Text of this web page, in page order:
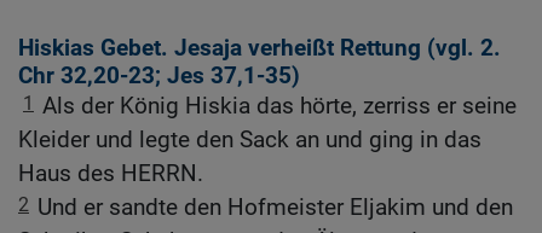
Hiskias Gebet. Jesaja verheißt Rettung (vgl. 2.
Chr 32,20-23; Jes 37,1-35)
1 Als der König Hiskia das hörte, zerriss er seine
Kleider und legte den Sack an und ging in das
Haus des HERRN.
2 Und er sandte den Hofmeister Eljakim und den